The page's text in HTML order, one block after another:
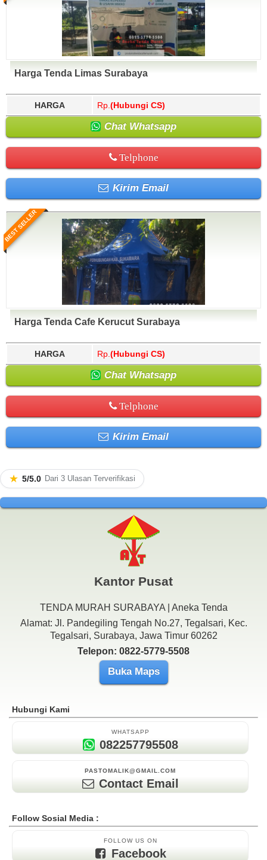
Harga Tenda Limas Surabaya
HARGA Rp. (Hubungi CS)
Chat Whatsapp
Telphone
Kirim Email
BEST SELLER
Harga Tenda Cafe Kerucut Surabaya
HARGA Rp. (Hubungi CS)
Chat Whatsapp
Telphone
Kirim Email
★ 5/5.0 Dari 3 Ulasan Terverifikasi
Kantor Pusat
TENDA MURAH SURABAYA | Aneka Tenda
Alamat: Jl. Pandegiling Tengah No.27, Tegalsari, Kec.
Tegalsari, Surabaya, Jawa Timur 60262
Telepon: 0822-5779-5508
Buka Maps
Hubungi Kami
WHATSAPP
082257795508
PASTOMALIK@GMAIL.COM
Contact Email
Follow Sosial Media :
FOLLOW US ON
Facebook